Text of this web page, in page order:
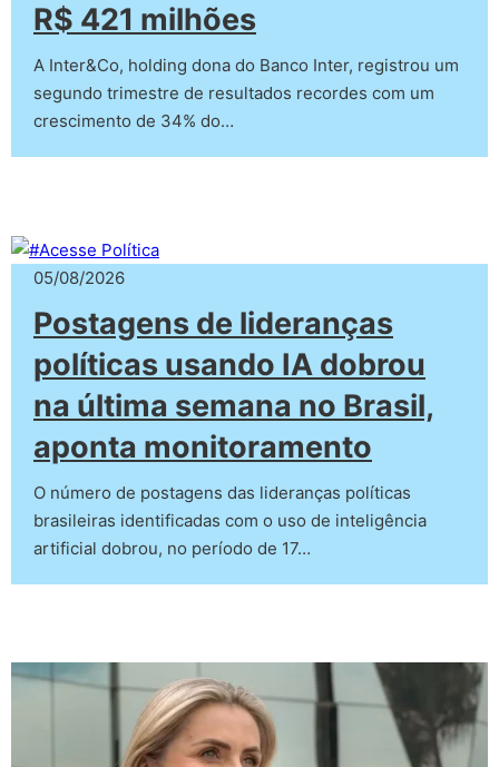
R$ 421 milhões
A Inter&Co, holding dona do Banco Inter, registrou um
segundo trimestre de resultados recordes com um
crescimento de 34% do…
05/08/2026
Postagens de lideranças
políticas usando IA dobrou
na última semana no Brasil,
aponta monitoramento
O número de postagens das lideranças políticas
brasileiras identificadas com o uso de inteligência
artificial dobrou, no período de 17…